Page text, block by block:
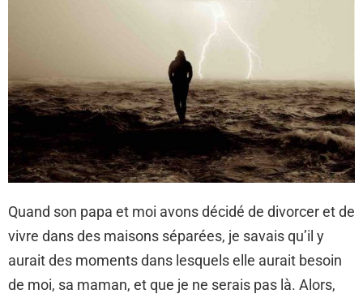
Quand son papa et moi avons décidé de divorcer et de
vivre dans des maisons séparées, je savais qu’il y
aurait des moments dans lesquels elle aurait besoin
de moi, sa maman, et que je ne serais pas là. Alors,